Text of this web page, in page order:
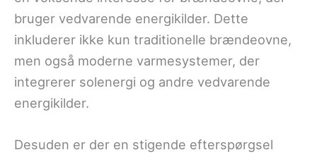
bruger vedvarende energikilder. Dette
inkluderer ikke kun traditionelle brændeovne,
men også moderne varmesystemer, der
integrerer solenergi og andre vedvarende
energikilder.
Desuden er der en stigende efterspørgsel